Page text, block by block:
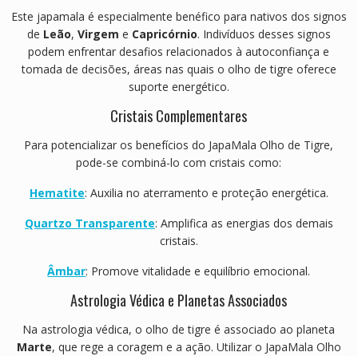
Este japamala é especialmente benéfico para nativos dos signos
de Leão, Virgem e Capricórnio. Indivíduos desses signos
podem enfrentar desafios relacionados à autoconfiança e
tomada de decisões, áreas nas quais o olho de tigre oferece
suporte energético.
Cristais Complementares
Para potencializar os benefícios do JapaMala Olho de Tigre,
pode-se combiná-lo com cristais como:
Hematite: Auxilia no aterramento e proteção energética.
Quartzo Transparente: Amplifica as energias dos demais
cristais.
Âmbar: Promove vitalidade e equilíbrio emocional.
Astrologia Védica e Planetas Associados
Na astrologia védica, o olho de tigre é associado ao planeta
Marte, que rege a coragem e a ação. Utilizar o JapaMala Olho